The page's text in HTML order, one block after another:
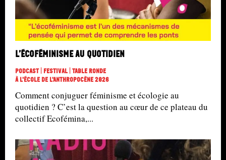
L’écoféminisme au quotidien
Podcast | Festival | Table Ronde
À L'école De L'Anthropocène 2026
Comment conjuguer féminisme et écologie au
quotidien ? C’est la question au cœur de ce plateau du
collectif Ecofémina,...